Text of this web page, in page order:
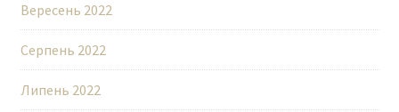
Вересень 2022
Серпень 2022
Липень 2022